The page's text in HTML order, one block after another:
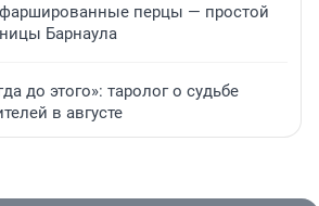
фаршированные перцы — простой
Барнаула
до этого»: таролог о судьбе
в августе